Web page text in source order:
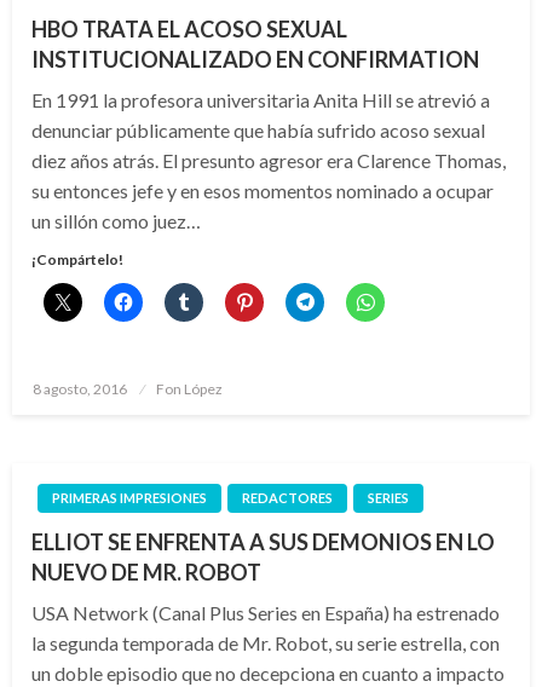
HBO TRATA EL ACOSO SEXUAL
INSTITUCIONALIZADO EN CONFIRMATION
En 1991 la profesora universitaria Anita Hill se atrevió a
denunciar públicamente que había sufrido acoso sexual
diez años atrás. El presunto agresor era Clarence Thomas,
su entonces jefe y en esos momentos nominado a ocupar
un sillón como juez…
¡Compártelo!
Publicado
8 agosto, 2016 Fon López
PRIMERAS IMPRESIONES REDACTORES SERIES
ELLIOT SE ENFRENTA A SUS DEMONIOS EN LO
NUEVO DE MR. ROBOT
USA Network (Canal Plus Series en España) ha estrenado
la segunda temporada de Mr. Robot, su serie estrella, con
un doble episodio que no decepciona en cuanto a impacto